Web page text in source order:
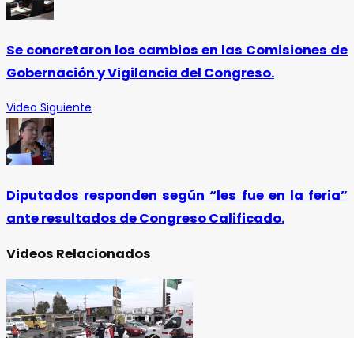
Se concretaron los cambios en las Comisiones de
Gobernación y Vigilancia del Congreso.
Video Siguiente
Diputados responden según “les fue en la feria”
ante resultados de Congreso Calificado.
Videos Relacionados